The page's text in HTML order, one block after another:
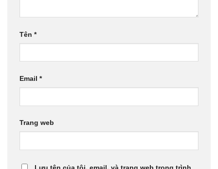
Tên *
Email *
Trang web